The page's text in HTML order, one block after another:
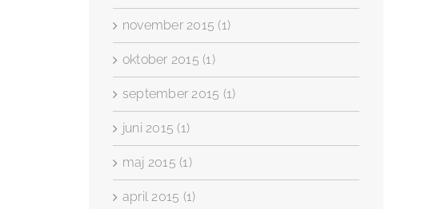
november 2015 (1)
oktober 2015 (1)
september 2015 (1)
juni 2015 (1)
maj 2015 (1)
april 2015 (1)